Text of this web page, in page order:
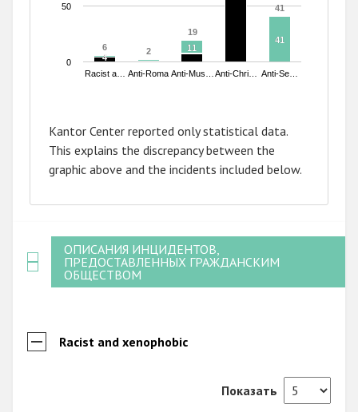
6
6 2
2
19
19
41
41
11
11
41
41
4
4
Racist a… Anti-Roma Anti-Mus… Anti-Chri… Anti-Se…
0
50
Kantor Center reported only statistical data.
This explains the discrepancy between the
graphic above and the incidents included below.
ОПИСАНИЯ ИНЦИДЕНТОВ,
ПРЕДОСТАВЛЕННЫХ ГРАЖДАНСКИМ
ОБЩЕСТВОМ
Racist and xenophobic
Показать